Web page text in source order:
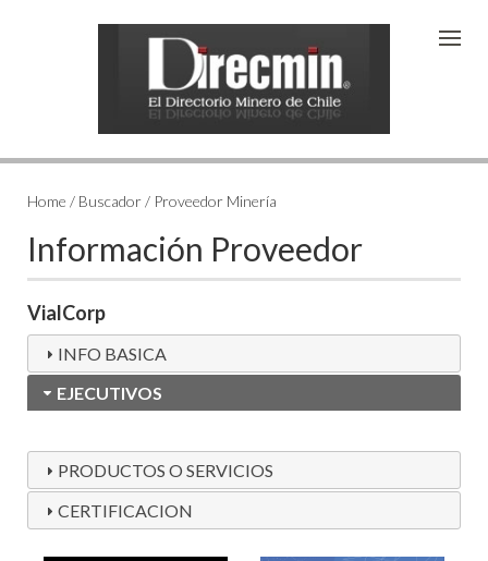
Home / Buscador / Proveedor Minería
Información Proveedor
VialCorp
INFO BASICA
EJECUTIVOS
PRODUCTOS O SERVICIOS
CERTIFICACION